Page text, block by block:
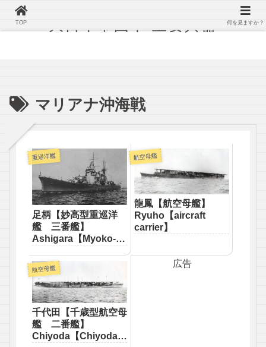
マリアナ沖海戦
重巡洋艦
足柄【妙高型重巡洋
艦 三番艦】
Ashigara【Myoko-
Third】
航空母艦
龍鳳【航空母艦】
Ryuho【aircraft
carrier】
航空母艦
千代田【千歳型航空母
艦 二番艦】
Chiyoda【Chiyoda-
広告
TOP 何を見ますか？